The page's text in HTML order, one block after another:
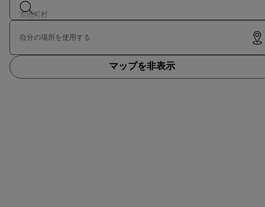
市区町村
自分の場所を使用する
マップを非表示